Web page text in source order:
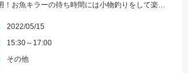
餌は集魚ペレットを使用！お魚キラーの待ち時間には小物釣りをして楽しみましょう！
2022/05/15
15:30～17:00
その他